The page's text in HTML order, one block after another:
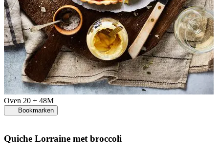
Oven 20 + 48M
Bookmarken
Quiche Lorraine met broccoli